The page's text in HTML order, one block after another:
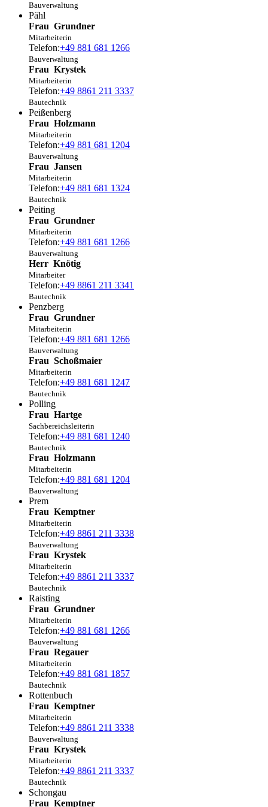
Bauverwaltung
Pähl
Frau Grundner
Mitarbeiterin
Telefon:+49 881 681 1266
Bauverwaltung
Frau Krystek
Mitarbeiterin
Telefon:+49 8861 211 3337
Bautechnik
Peißenberg
Frau Holzmann
Mitarbeiterin
Telefon:+49 881 681 1204
Bauverwaltung
Frau Jansen
Mitarbeiterin
Telefon:+49 881 681 1324
Bautechnik
Peiting
Frau Grundner
Mitarbeiterin
Telefon:+49 881 681 1266
Bauverwaltung
Herr Knötig
Mitarbeiter
Telefon:+49 8861 211 3341
Bautechnik
Penzberg
Frau Grundner
Mitarbeiterin
Telefon:+49 881 681 1266
Bauverwaltung
Frau Schoßmaier
Mitarbeiterin
Telefon:+49 881 681 1247
Bautechnik
Polling
Frau Hartge
Sachbereichsleiterin
Telefon:+49 881 681 1240
Bautechnik
Frau Holzmann
Mitarbeiterin
Telefon:+49 881 681 1204
Bauverwaltung
Prem
Frau Kemptner
Mitarbeiterin
Telefon:+49 8861 211 3338
Bauverwaltung
Frau Krystek
Mitarbeiterin
Telefon:+49 8861 211 3337
Bautechnik
Raisting
Frau Grundner
Mitarbeiterin
Telefon:+49 881 681 1266
Bauverwaltung
Frau Regauer
Mitarbeiterin
Telefon:+49 881 681 1857
Bautechnik
Rottenbuch
Frau Kemptner
Mitarbeiterin
Telefon:+49 8861 211 3338
Bauverwaltung
Frau Krystek
Mitarbeiterin
Telefon:+49 8861 211 3337
Bautechnik
Schongau
Frau Kemptner